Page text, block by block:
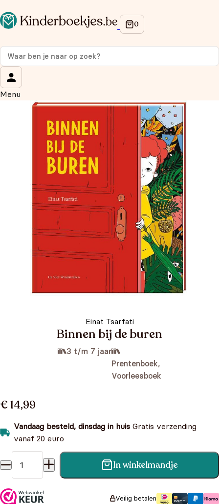
Menu
Einat Tsarfati
Binnen bij de buren
3 t/m 7 jaar
Prentenboek,
Voorleesboek
€ 14,99
Vandaag besteld, dinsdag in huis Gratis verzending
vanaf 20 euro
Binnen bij de buren aantal In winkelmandje
Veilig betalen
Op de hoogte blijven van onze acties?
Meld je aan voor onze nieuwsbrief en ontvang
korting
Wat is je voornaam?
Aanmelden
We gebruiken je gegevens om contact op te nemen, in
overeenstemming met ons
privacybeleid.